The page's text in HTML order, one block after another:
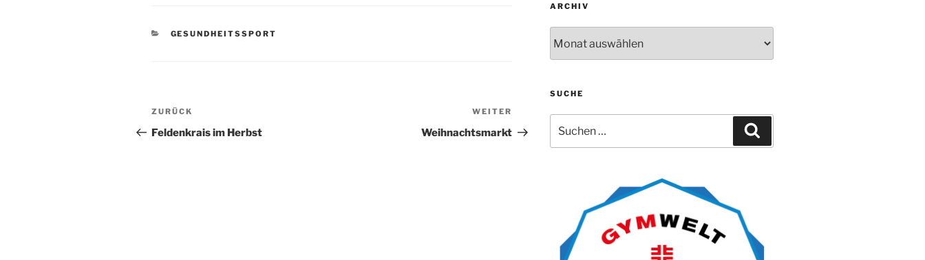
KATEGORIEN
GESUNDHEITSSPORT
Beitragsnavigation
Vorheriger
Beitrag
ZURÜCK
Feldenkrais im Herbst
Nächster
Beitrag
WEITER
Weihnachtsmarkt
ARCHIV
SUCHE
nach: